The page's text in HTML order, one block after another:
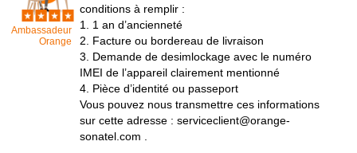
Ambassadeur
Orange
conditions à remplir :
1. 1 an d’ancienneté
2. Facture ou bordereau de livraison
3. Demande de desimlockage avec le numéro
IMEI de l’appareil clairement mentionné
4. Pièce d’identité ou passeport
Vous pouvez nous transmettre ces informations
sur cette adresse : serviceclient@orange-
sonatel.com .